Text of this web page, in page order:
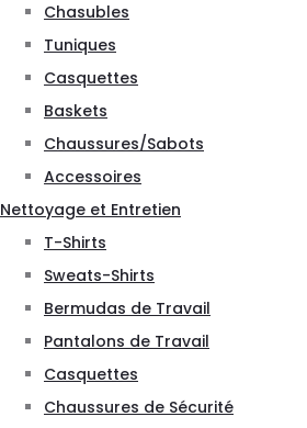
Chasubles
Tuniques
Casquettes
Baskets
Chaussures/Sabots
Accessoires
Nettoyage et Entretien
T-Shirts
Sweats-Shirts
Bermudas de Travail
Pantalons de Travail
Casquettes
Chaussures de Sécurité